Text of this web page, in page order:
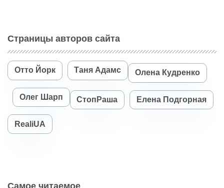
Страницы авторов сайта
Отто Йорк Таня Адамс Олена Кудренко
Олег Шарп СтопРаша Елена Подгорная
RealiUA